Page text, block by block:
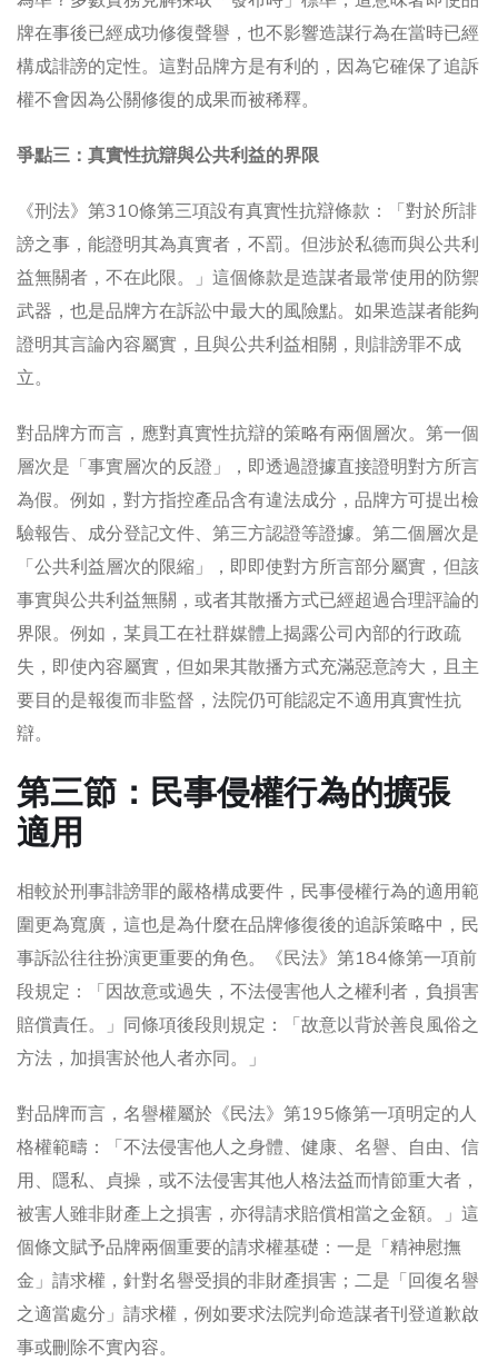
牌在事後已經成功修復聲譽，也不影響造謀行為在當時已經
構成誹謗的定性。這對品牌方是有利的，因為它確保了追訴
權不會因為公關修復的成果而被稀釋。
爭點三：真實性抗辯與公共利益的界限
《刑法》第310條第三項設有真實性抗辯條款：「對於所誹
謗之事，能證明其為真實者，不罰。但涉於私德而與公共利
益無關者，不在此限。」這個條款是造謀者最常使用的防禦
武器，也是品牌方在訴訟中最大的風險點。如果造謀者能夠
證明其言論內容屬實，且與公共利益相關，則誹謗罪不成
立。
對品牌方而言，應對真實性抗辯的策略有兩個層次。第一個
層次是「事實層次的反證」，即透過證據直接證明對方所言
為假。例如，對方指控產品含有違法成分，品牌方可提出檢
驗報告、成分登記文件、第三方認證等證據。第二個層次是
「公共利益層次的限縮」，即即使對方所言部分屬實，但該
事實與公共利益無關，或者其散播方式已經超過合理評論的
界限。例如，某員工在社群媒體上揭露公司內部的行政疏
失，即使內容屬實，但如果其散播方式充滿惡意誇大，且主
要目的是報復而非監督，法院仍可能認定不適用真實性抗
辯。
第三節：民事侵權行為的擴張
適用
相較於刑事誹謗罪的嚴格構成要件，民事侵權行為的適用範
圍更為寬廣，這也是為什麼在品牌修復後的追訴策略中，民
事訴訟往往扮演更重要的角色。《民法》第184條第一項前
段規定：「因故意或過失，不法侵害他人之權利者，負損害
賠償責任。」同條項後段則規定：「故意以背於善良風俗之
方法，加損害於他人者亦同。」
對品牌而言，名譽權屬於《民法》第195條第一項明定的人
格權範疇：「不法侵害他人之身體、健康、名譽、自由、信
用、隱私、貞操，或不法侵害其他人格法益而情節重大者，
被害人雖非財產上之損害，亦得請求賠償相當之金額。」這
個條文賦予品牌兩個重要的請求權基礎：一是「精神慰撫
金」請求權，針對名譽受損的非財產損害；二是「回復名譽
之適當處分」請求權，例如要求法院判命造謀者刊登道歉啟
事或刪除不實內容。